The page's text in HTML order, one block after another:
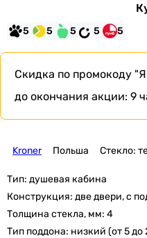
5 5 5 5 5
Скидка по промокоду
до окончания акции: 9
Kroner Польша Стекло:
Тип: душевая кабина
Конструкция: две двери, с
Толщина стекла, мм: 4
Тип поддона: низкий (от 5 до